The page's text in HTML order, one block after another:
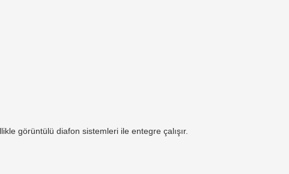
görüntülü diafon sistemleri ile entegre çalışır.